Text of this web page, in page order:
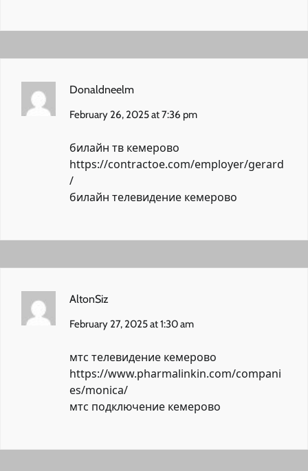
Donaldneelm
February 26, 2025 at 7:36 pm
билайн тв кемерово
https://contractoe.com/employer/gerard
/
билайн телевидение кемерово
AltonSiz
February 27, 2025 at 1:30 am
мтс телевидение кемерово
https://www.pharmalinkin.com/compani
es/monica/
мтс подключение кемерово